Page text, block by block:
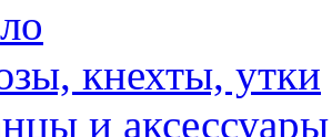
кнехты, утки
и аксессуары